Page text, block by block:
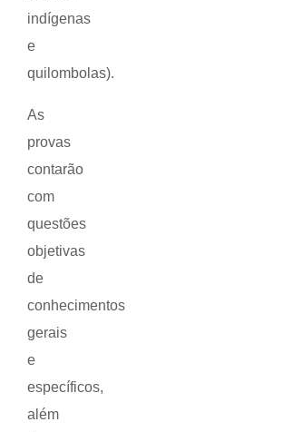
indígenas
e
quilombolas).
As
provas
contarão
com
questões
objetivas
de
conhecimentos
gerais
e
específicos,
além